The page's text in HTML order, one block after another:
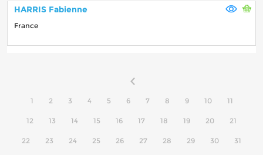
HARRIS Fabienne
France
1 2 3 4 5 6 7 8 9 10 11
12 13 14 15 16 17 18 19 20 21
22 23 24 25 26 27 28 29 30 31